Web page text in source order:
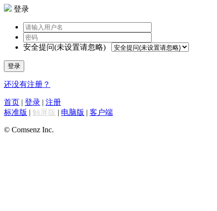
登录
安全提问(未设置请忽略)
登录
还没有注册？
首页 | 登录 | 注册
标准版 | 触屏版 | 电脑版 | 客户端
© Comsenz Inc.